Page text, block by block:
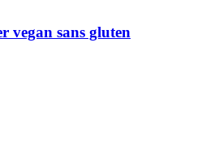
vegan sans gluten